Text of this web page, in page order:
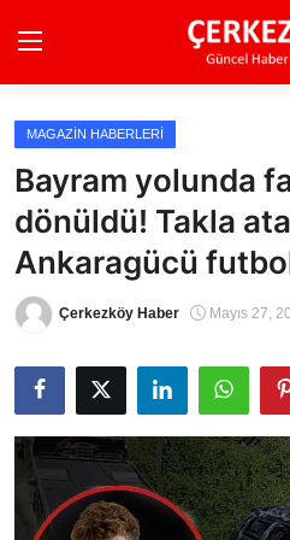
Ana Sayfa
Son Dakika
Ekonomi Haberleri
Magazin Haberleri
Spor Haberleri
Teknoloji Haberleri
Dünya Haberleri
MAGAZIN HABERLERI
Bayram yolunda
dönüldü! Takla
Ankaragücü
Çerkezköy Haber Mayıs 27,